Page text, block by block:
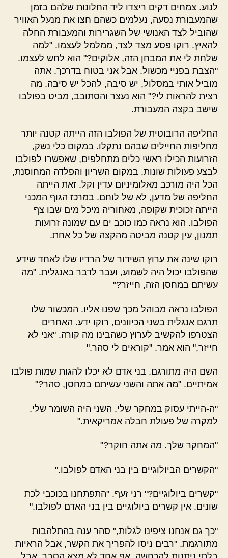
לנוע. צמחים דקים ריצדו ליד החלונות שלהם בזמן
שהמעבורת נסעה, נעלמים כשהם חצו את מנעל האוויר
שהוביל לצד האנושי של השגרירות והמעבורת החלה
להאיץ. רוקו פסע מצד לצד, ממלמל לעצמו. "למה
שלחת לי את המבחן הזה, אלוקים?" הוא לחש לעצמו.
"הצבת בפניי מכשול. אבל אני בטוח בדרכך. אתה
מוביל אותי במסלול, יש סיבה, להכל יש סיבה. מה
רצית להראות לי?" הוא נעצר והסתובב, מביט בפולבו
שישב בקצה המעבורת.
החליפה הרובוטית של הפולבו הזה הייתה קטנה יותר
מחליפות החיילים שבהם נתקלו. במקום כלי נשק,
הזרועות הכילו ראשי כלים מתחלפים, שאפשרו לפולבו
לבצע פעולות שונות. במקום השריון והפלדה המחוסנת,
הכל היה מורכב מאלומיניום עדין וקל. זאת הייתה
החליפה של מדען, לא של לוחם. במרכז הגוף המכני
הייתה זכוכית שקופה, מאחוריה מיכל מים שבו צף
הפולבו. הוא נראה כמו כוכב ים עם שמונה זרועות
תמנון, עין קטנה מביטה מהקצה של כל אחת.
רוקו שינה את ערוץ השידור של הרדיו שלו לאחד שידע
שהפולבו יכול היה לשמוע, ועבר לדבר באנגלית. "מה
עשיתם במחסן הזה, חייזר?"
הפולבו נראה מבוהל מכך שפנו אליו. המכשור שלו
תרגם אנגלית בשני הכיוונים, רוקו ידע. האחרים
הצטרפו להקשיב לערוץ כשהבינו מה קורה. "אני לא
חייזר," הוא אמר. "קוראים לי סהר."
השם היה מתורגם. בני אדם לא יכלו להגות שמות פולבו
אמיתיים. "מה אתה והשני עשיתם במחסן, סהר?"
"ה-הייתי עסוק במחקר שלי. השני היה השומר שלי.
למקרה של פעולת חבלה אמריקאית."
"המחקר שלך. מה אתה חוקר?"
"הקשרים הביולוגיים בין בני האדם לפולבו."
"קשרים ביולוגיים?" רני זעף. "התפתחנו בכוכבי לכת
שונים. אין קשרים ביולוגיים בין בני האדם לפולבו."
"כך גם אנחנו ציפינו לגלות," סהר ענה בהתלהבות
מתורגמת. "רבים ניסו להפריך את הקשר, אבל הראיות